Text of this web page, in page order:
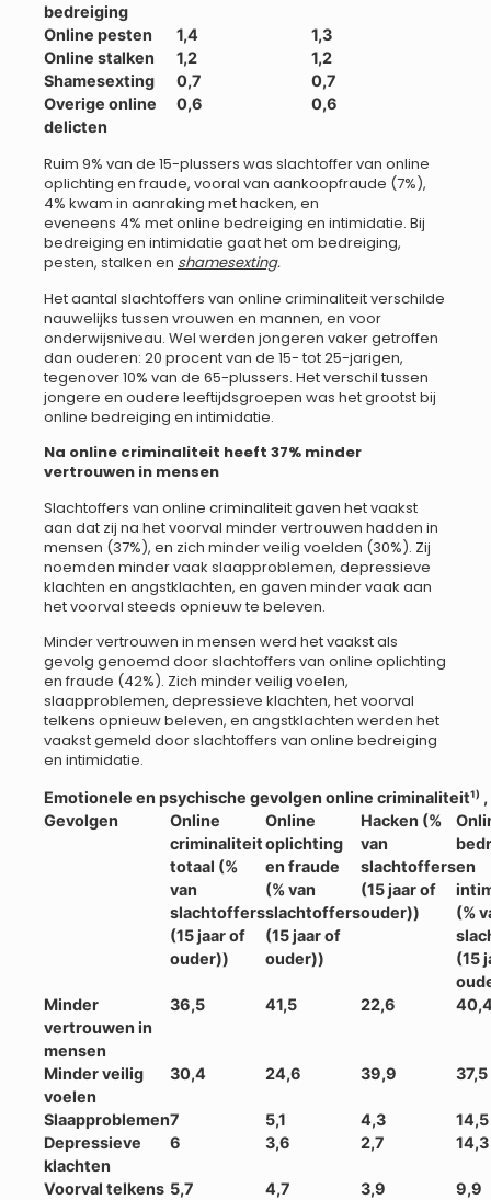
bedreiging
Online pesten 1,4
1,3
Online stalken
1,2
1,2
Shamesexting
0,7
0,7
Overige online
delicten
0,6 0,6
Ruim 9% van de 15-plussers was slachtoffer van online
oplichting en fraude, vooral van aankoopfraude (7%),
4% kwam in aanraking met hacken, en
eveneens 4% met online bedreiging en intimidatie. Bij
bedreiging en intimidatie gaat het om bedreiging,
pesten, stalken en shamesexting.
Het aantal slachtoffers van online criminaliteit verschilde
nauwelijks tussen vrouwen en mannen, en voor
onderwijsniveau. Wel werden jongeren vaker getroffen
dan ouderen: 20 procent van de 15- tot 25-jarigen,
tegenover 10% van de 65-plussers. Het verschil tussen
jongere en oudere leeftijdsgroepen was het grootst bij
online bedreiging en intimidatie.
Na online criminaliteit heeft 37% minder
vertrouwen in mensen
Slachtoffers van online criminaliteit gaven het vaakst
aan dat zij na het voorval minder vertrouwen hadden in
mensen (37%), en zich minder veilig voelden (30%). Zij
noemden minder vaak slaapproblemen, depressieve
klachten en angstklachten, en gaven minder vaak aan
het voorval steeds opnieuw te beleven.
Minder vertrouwen in mensen werd het vaakst als
gevolg genoemd door slachtoffers van online oplichting
en fraude (42%). Zich minder veilig voelen,
slaapproblemen, depressieve klachten, het voorval
telkens opnieuw beleven, en angstklachten werden het
vaakst gemeld door slachtoffers van online bedreiging
en intimidatie.
Emotionele en psychische gevolgen online criminaliteit¹⁾
Gevolgen
Online
criminaliteit
totaal (%
van
slachtoffers
(15 jaar of
ouder))
Online
oplichting
en fraude
(% van
slachtoffers
(15 jaar of
ouder))
Hacken (%
van
slachtoffers
(15 jaar of
ouder))
en
(%
(15
Minder
vertrouwen in
mensen
36,5 41,5 22,6
Minder veilig
voelen
30,4 24,6 39,9 37,5
Slaapproblemen7 5,1 4,3
14,5
Depressieve
klachten
6 3,6 2,7 14,3
Voorval telkens 5,7 4,7 3,9 9,9